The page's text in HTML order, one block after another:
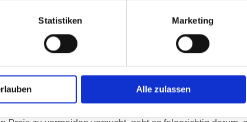
Statistiken Marketing
Alle zulassen
in Frage gestellt und durch hilfreichere Gedanken
widerlegt, zum anderen die neuen, funktionalen
wieder angenehmen Aktivitäten nachgehen zu
Wenn jemand zum Beispiel wegen sozialer